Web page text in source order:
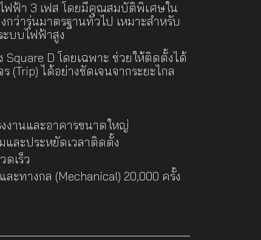
ไฟฟ้า 3 เฟส โดยมีคุณสมบัติพิเศษใน
กว่ารุ่นมาตรฐานทั่วไป เหมาะสำหรับ
บบไฟฟ้าสูง
Square D โดยเฉพาะ ช่วยให้ติดตั้งได้
(Trip) ได้อย่างชัดเจนจากระยะไกล
งงานและอาคารขนาดใหญ่
ละประหยัดเวลาติดตั้ง
เร็ว
ะทางกล (Mechanical) 20,000 ครั้ง